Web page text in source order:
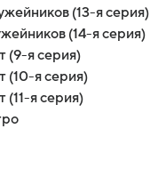
(13-я серия)
(14-я серия)
(9-я серия)
(10-я серия)
я серия)